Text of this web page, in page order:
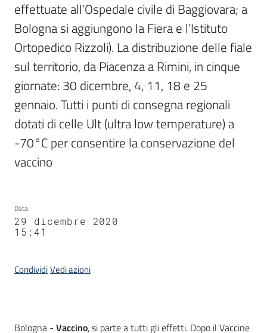
effettuate all’Ospedale civile di Baggiovara; a
Bologna si aggiungono la Fiera e l’Istituto
Ortopedico Rizzoli). La distribuzione delle fiale
sul territorio, da Piacenza a Rimini, in cinque
giornate: 30 dicembre, 4, 11, 18 e 25
gennaio. Tutti i punti di consegna regionali
dotati di celle Ult (ultra low temperature) a
-70°C per consentire la conservazione del
vaccino
Data:
29 dicembre 2020
15:41
CondividiVedi azioni
Contenuto
Bologna - Vaccino, si parte a tutti gli effetti. Dopo il Vaccine